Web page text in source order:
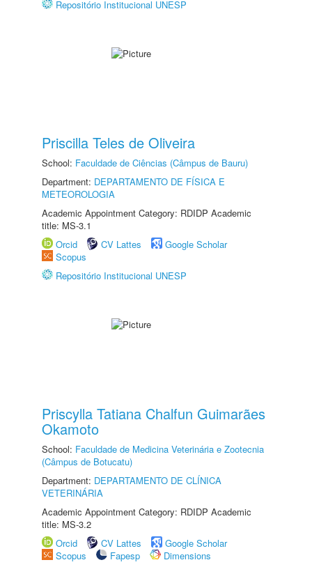
Repositório Institucional UNESP
Priscilla Teles de Oliveira
School: Faculdade de Ciências (Câmpus de Bauru)
Department: DEPARTAMENTO DE FÍSICA E
METEOROLOGIA
Academic Appointment Category: RDIDP Academic
title: MS-3.1
Orcid
CV Lattes
Google Scholar
Scopus
Repositório Institucional UNESP
Priscylla Tatiana Chalfun Guimarães
Okamoto
School: Faculdade de Medicina Veterinária e Zootecnia
(Câmpus de Botucatu)
Department: DEPARTAMENTO DE CLÍNICA
VETERINÁRIA
Academic Appointment Category: RDIDP Academic
title: MS-3.2
Orcid
CV Lattes
Google Scholar
Scopus
Fapesp
Dimensions